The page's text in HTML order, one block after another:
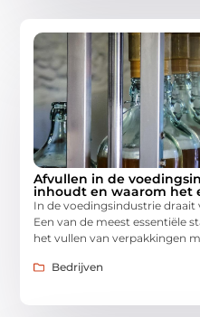
Afvullen in de
inhoudt en waarom het
In de voedingsindustrie draait
Een van de meest essentiële
het vullen van verpakkingen
Bedrijven